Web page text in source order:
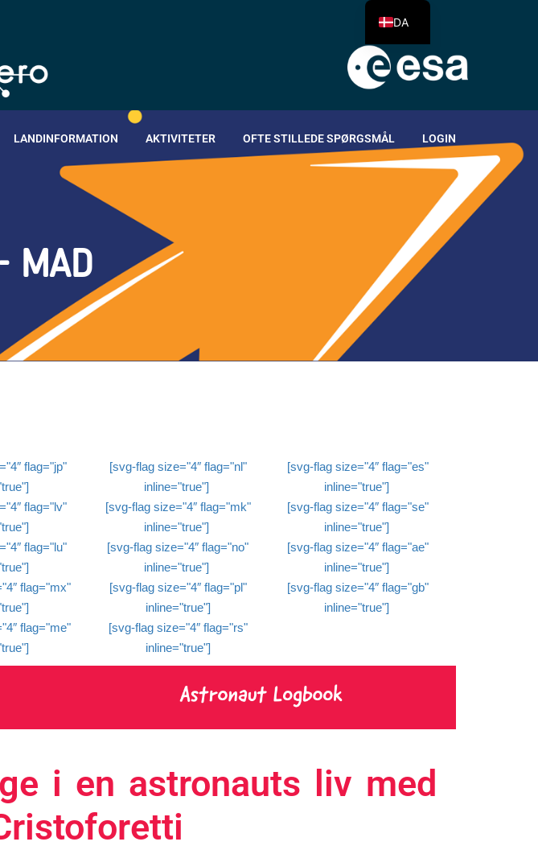
LANDINFORMATION AKTIVITETER OFTE STILLEDE SPØRGSMÅL LOGIN
MAD
flag="jp"
flag="lv"
flag="lu"
flag="mx"
flag="me"
[svg-flag size="4″ flag="nl"
inline="true"]
[svg-flag size="4″ flag="mk"
inline="true"]
[svg-flag size="4″ flag="no"
inline="true"]
[svg-flag size="4″ flag="pl"
inline="true"]
[svg-flag size="4″ flag="rs"
inline="true"]
[svg-flag size="4″ flag="es"
inline="true"]
[svg-flag size="4″ flag="se"
inline="true"]
[svg-flag size="4″ flag="ae"
inline="true"]
[svg-flag size="4″ flag="gb"
inline="true"]
i en astronauts liv med
DA